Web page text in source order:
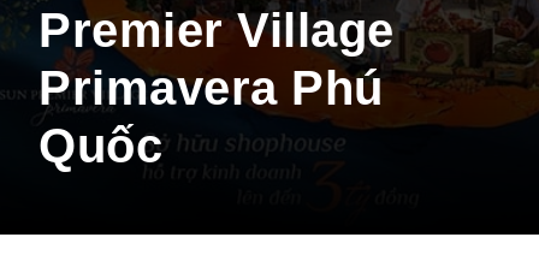
Premier Village
Primavera Phú
Quốc